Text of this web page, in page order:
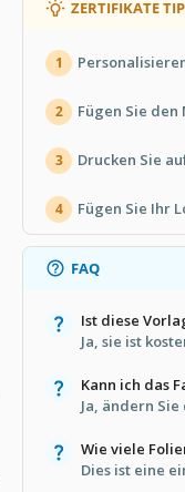
ZERTIFIKATE
1
2 Fügen Sie den
3 Drucken Sie
4 Fügen Sie Ihr
FAQ
Ist diese
Ja, sie ist
Kann ich das
Ja, ändern
Wie viele
Dies ist eine